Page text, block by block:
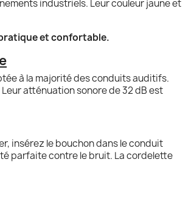
industriels. Leur couleur jaune et
et confortable.
à la majorité des conduits auditifs.
atténuation sonore de 32 dB est
insérez le bouchon dans le conduit
parfaite contre le bruit. La cordelette